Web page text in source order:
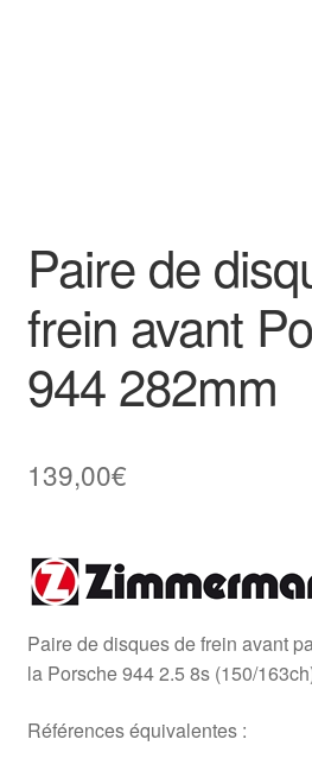
Paire de
frein avant
944 282mm
139,00€
Paire de disques de frein avant
la Porsche 944 2.5 8s (150/
Références équivalentes :